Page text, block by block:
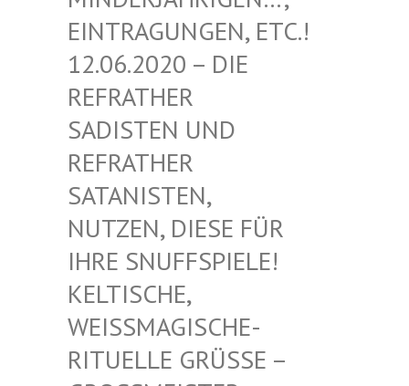
NTRAGUNGEN, ETC.! 12
.06.2020 – DIE RE
FRATHER SA
DISTEN UND RE
FRATHER SA
TANISTEN, NU
TZEN, DIESE FÜR IH
RE SNUFFSPIELE! KE
LTISCHE, WE
ISSMAGISCHE- RIT
UELLE GRÜSSE – GROSS